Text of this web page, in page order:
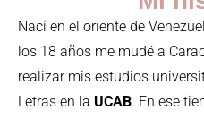
Nací en el oriente de
los 18 años me mudé a
realizar mis estudios
Letras en la UCAB. En ese